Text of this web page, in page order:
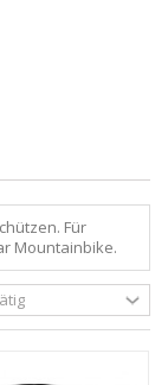
Für
Mountainbike.